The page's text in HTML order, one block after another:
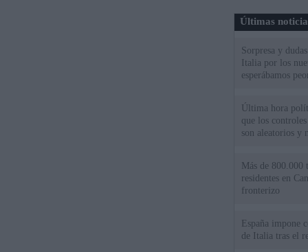
Últimas
Sorpresa y
Italia por los
esperábamos
Última hora
que los
son aleatorios y
Más de 800.000
residentes en
fronterizo
España impone
de Italia tras el